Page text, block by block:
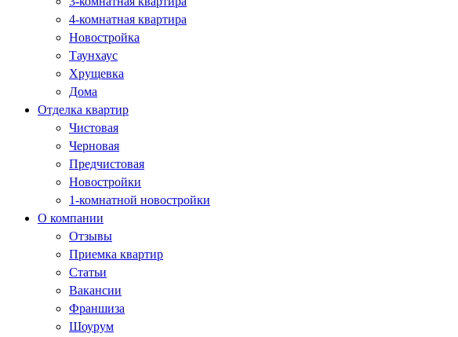
4-комнатная квартира
Новостройка
Таунхаус
Хрущевка
Дома
Отделка квартир
Чистовая
Черновая
Предчистовая
Новостройки
1-комнатной новостройки
О компании
Отзывы
Приемка квартир
Статьи
Вакансии
Франшиза
Шоурум